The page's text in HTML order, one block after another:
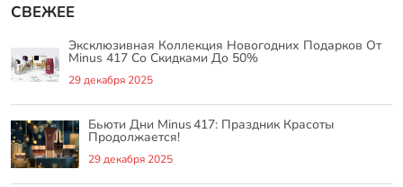
СВЕЖЕЕ
Эксклюзивная Коллекция Новогодних Подарков От
Minus 417 Со Скидками До 50%
29 декабря 2025
Бьюти Дни Minus 417: Праздник Красоты
Продолжается!
29 декабря 2025